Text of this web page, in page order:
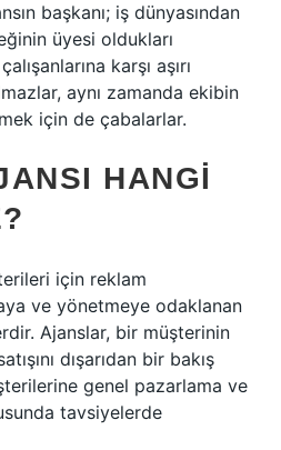
başkanı; iş dünyasından
üyesi oldukları
karşı aşırı
aynı zamanda ekibin
için de çabalarlar.
HANGI
için reklam
ve yönetmeye odaklanan
Ajanslar, bir müşterinin
dışarıdan bir bakış
genel pazarlama ve
tavsiyelerde